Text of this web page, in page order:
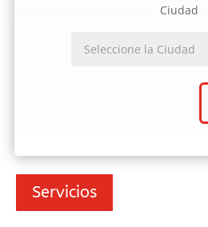
Ciudad
Servicios